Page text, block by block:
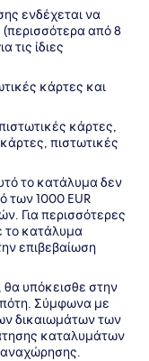
ενδέχεται να
(περισσότερα από 8
τις ίδιες
κάρτες και
κάρτες,
πιστωτικές
το κατάλυμα δεν
των 1000 EUR
Για περισσότερες
το κατάλυμα
επιβεβαίωση
υπόκεισθε στην
Σύμφωνα με
δικαιωμάτων των
καταλυμάτων